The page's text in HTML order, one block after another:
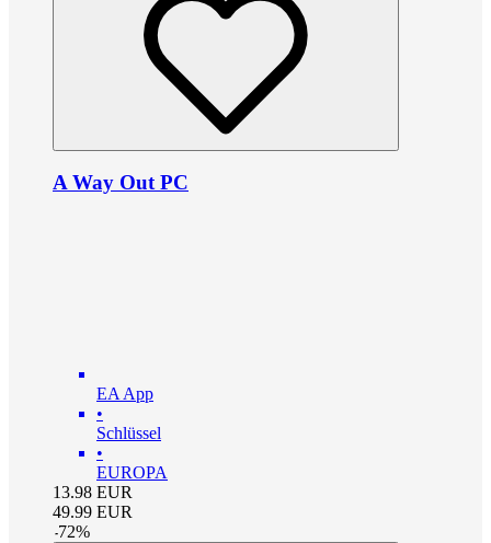
A Way Out PC
EA App
•
Schlüssel
•
EUROPA
13.98 EUR
49.99 EUR
-72%